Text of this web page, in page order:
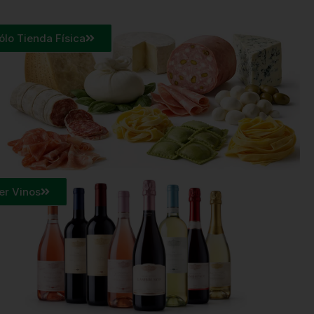
Tienda Física
Vinos